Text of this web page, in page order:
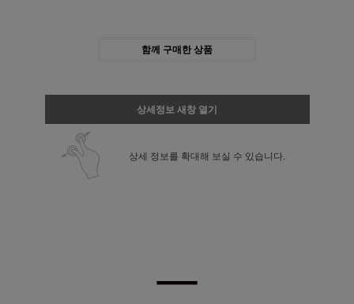
함께 구매한 상품
상세정보 새창 열기
상세 정보를 확대해 보실 수 있습니다.